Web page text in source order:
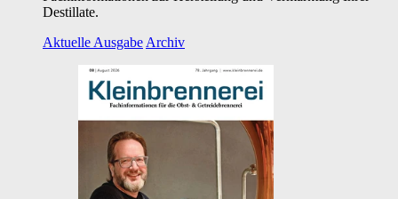
Destillate.
Aktuelle Ausgabe Archiv